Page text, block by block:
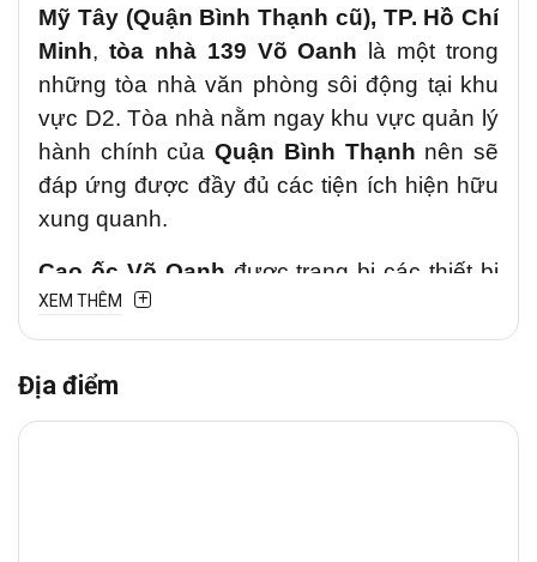
Mỹ Tây (Quận Bình Thạnh cũ), TP. Hồ Chí
Minh, tòa nhà 139 Võ Oanh là một trong
những tòa nhà văn phòng sôi động tại khu
vực D2. Tòa nhà nằm ngay khu vực quản lý
hành chính củaQuận Bình Thạnh nên sẽ
đáp ứng được đầy đủ các tiện ích hiện hữu
xung quanh.
Cao ốc Võ Oanh được trang bị các thiết bị
tiên tiến, hiện đại, đáp ứng đủ các tiêu
chuẩn củavăn phòng cho thuêchuyên
nghiệp, an ninh, phù hợp với mọi công ty,
doanh nghiệp trong và ngoài nước khi thuê
XEM THÊM
Địa điểm